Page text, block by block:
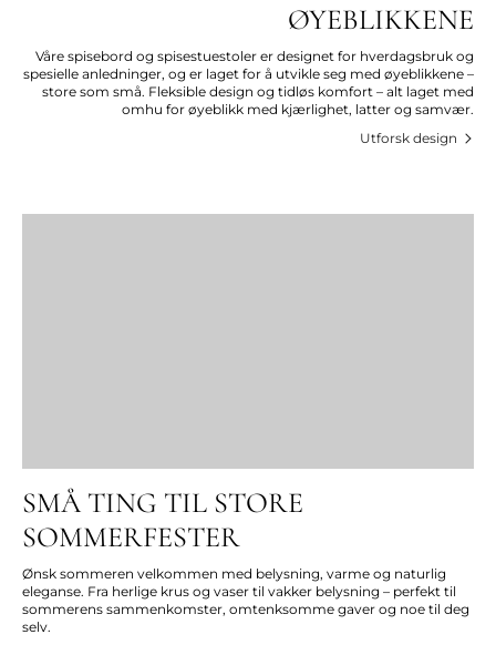
ØYEBLIKKENE
Våre spisebord og spisestuestoler er designet for hverdagsbruk og
spesielle anledninger, og er laget for å utvikle seg med øyeblikkene –
store som små. Fleksible design og tidløs komfort – alt laget med
omhu for øyeblikk med kjærlighet, latter og samvær.
Utforsk design
SMÅ TING TIL STORE
SOMMERFESTER
Ønsk sommeren velkommen med belysning, varme og naturlig
eleganse. Fra herlige krus og vaser til vakker belysning – perfekt til
sommerens sammenkomster, omtenksomme gaver og noe til deg
selv.